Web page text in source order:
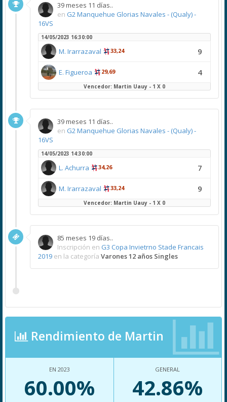
39 meses 11 días..
en G2 Manquehue Glorias Navales - (Qualy) -
16VS
14/05/2023 16:30:00
M. Irarrazaval 33,24 9
E. Figueroa 29,69 4
Vencedor: Martin Uauy - 1 X 0
39 meses 11 días..
en G2 Manquehue Glorias Navales - (Qualy) -
16VS
14/05/2023 14:30:00
L. Achurra 34,26 7
M. Irarrazaval 33,24 9
Vencedor: Martin Uauy - 1 X 0
85 meses 19 días..
Inscripción en G3 Copa Invietrno Stade Francais
2019 en la categoría Varones 12 años Singles
Rendimiento de Martin
EN 2023
60.00%
GENERAL
42.86%